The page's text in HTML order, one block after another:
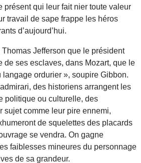
présent qui leur fait nier toute valeur
travail de sape frappe les héros
d’aujourd’hui.
Jefferson que le président
de ses esclaves, dans Mozart, que le
ordurier », soupire Gibbon.
des historiens arrangent les
politique ou culturelle, des
sujet comme leur pire ennemi,
de squelettes des placards
se vendra. On gagne
faiblesses mineures du personnage
de sa grandeur.